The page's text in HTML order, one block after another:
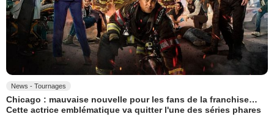
News - Tournages
Chicago : mauvaise nouvelle pour les fans de la franchise…
Cette actrice emblématique va quitter l'une des séries phares